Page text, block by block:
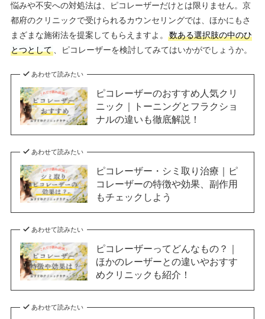
悩みや不安への対処法は、ピコレーザーだけとは限りません。京
都府のクリニックで受けられるカウンセリングでは、ほかにもさ
まざまな施術法を提案してもらえますよ。
数ある選択肢の中のひ
とつとして、ピコレーザーを検討してみてはいかがでしょうか。
あわせて読みたい
ピコレーザーのおすすめ人気クリ
ニック｜トーニングとフラクショ
ナルの違いも徹底解説！
あわせて読みたい
ピコレーザー・シミ取り治療｜ピ
コレーザーの特徴や効果、副作用
もチェックしよう
あわせて読みたい
ピコレーザーってどんなもの？｜
ほかのレーザーとの違いやおすす
めクリニックも紹介！
あわせて読みたい